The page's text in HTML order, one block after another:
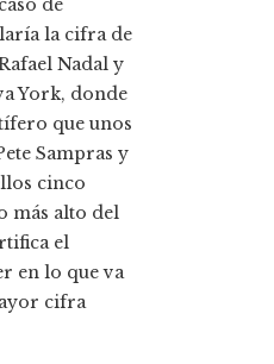
de
la cifra de
Nadal y
York, donde
que unos
Sampras y
cinco
más alto del
el
en lo que va
cifra